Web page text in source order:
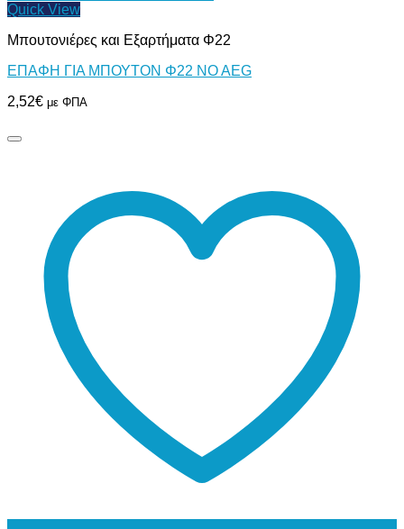
Quick View
Μπουτονιέρες και Εξαρτήματα Φ22
ΕΠΑΦΗ ΓΙΑ ΜΠΟΥΤΟΝ Φ22 ΝΟ ΑΕG
2,52€ με ΦΠΑ